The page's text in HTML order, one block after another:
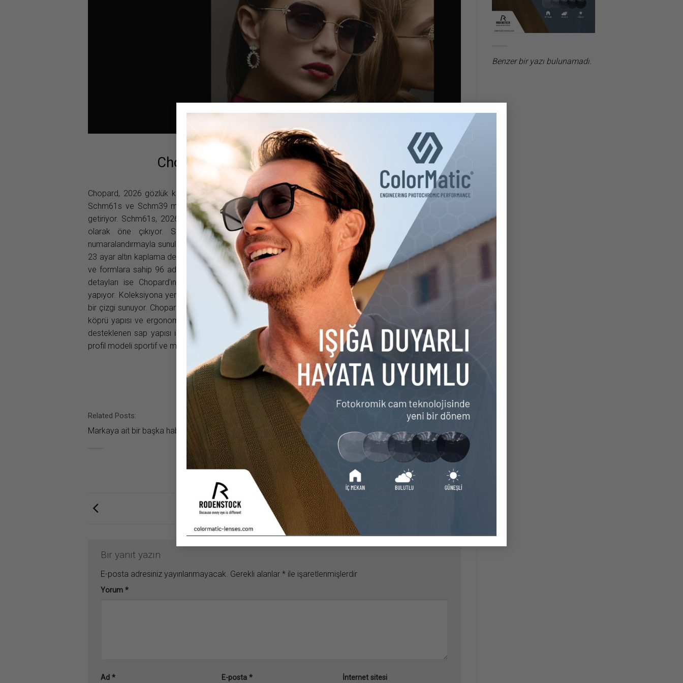
×
Chopard’dan İki Yeni Premium Tasarım
Chopard, 2026 gözlük koleksiyonunu iki yeni güneş gözlüğü modeliyle genişletti. Marka, yeni sezonda
Schm61s ve Schm39 modelleriyle mücevher işçiliği ve performans odaklı tasarım anlayışını bir araya
getiriyor. Schm61s, 2026 Cannes Film Festivali için hazırlanan sınırlı üretim ‘Red Carpet’ güneş gözlüğü
olarak öne çıkıyor. Sadece 499 adet üretilen modelin her örneği sap iç kısmındaki özel
numaralandırmayla sunuluyor. Chopard’ın mücevher işçiliğinden ilham alan tasarım, geometrik ön yapı ve
23 ayar altın kaplama detaylarla dikkat çekiyor. Modelin ön bölümünde yer alan çiçekli motif, farklı kesim
ve formlara sahip 96 adet zirkonya taşla zenginleştiriliyor. Cam çevresine yerleştirilen damla kesim taş
detayları ise Chopard’ın ikonik mücevher koleksiyonlarında kullanılan elmas kesimlerine gönderme
yapıyor. Koleksiyona yeni katılan diğer model Schm39 ise yüzü saran çerçevesiz yapısıyla daha sportif
bir çizgi sunuyor. Chopard’ın Classic Racing koleksiyonundan ilham alan model; bronz tonlu camları, hafif
köprü yapısı ve ergonomik burun pedleriyle günlük kullanım konforuna odaklanıyor. Titanyum detaylarla
desteklenen sap yapısı ise koleksiyonun yüksek mekanik hassasiyet anlayışını yansıtırken, aerodinamik
profil modeli sportif ve modern bir karakterle buluşturuyor.
Mayıs 2026
Related Posts:
Markaya ait bir başka haber bulunamadı
Bir yanıt yazın
E-posta adresiniz yayınlanmayacak. Gerekli alanlar * ile işaretlenmişlerdir
Yorum *
Ad * E-posta * İnternet sitesi
Benzer bir yazı bulunamadı.